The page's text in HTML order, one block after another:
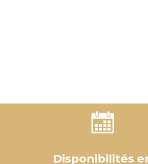
Disponibilités